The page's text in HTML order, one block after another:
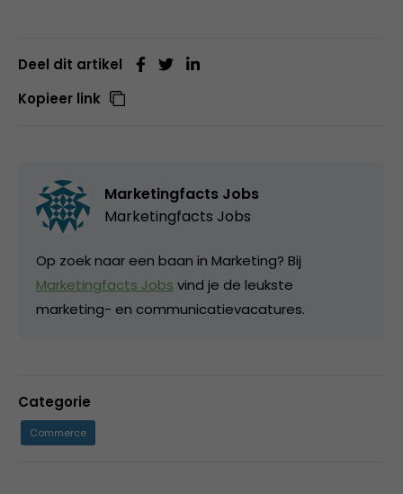
Deel dit artikel
Kopieer link
Marketingfacts Jobs
Marketingfacts Jobs
Op zoek naar een baan in Marketing? Bij
Marketingfacts Jobs vind je de leukste
marketing- en communicatievacatures.
Categorie
Commerce